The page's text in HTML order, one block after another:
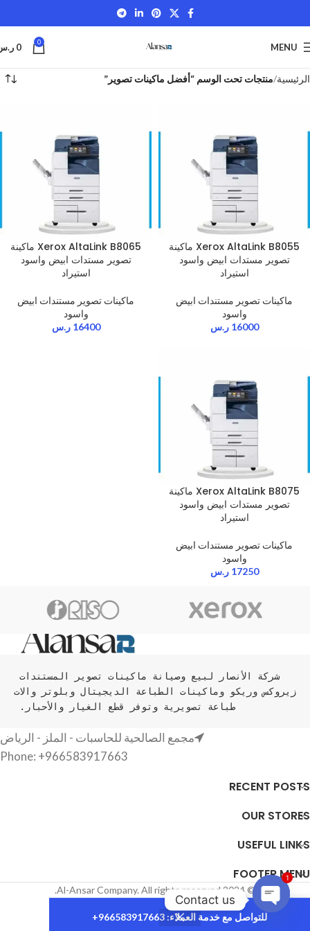
MENU
0
0
الرئيسية منتجات تحت الوسم “أفضل ماكينات تصوير”
Xerox AltaLink B8055 ماكينة
تصوير مستدات ابيض واسود
استيراد
ماكينات تصوير مستندات ابيض
واسود
16000 ر.س
Xerox AltaLink B8065 ماكينة
تصوير مستدات ابيض واسود
استيراد
ماكينات تصوير مستندات ابيض
واسود
16400 ر.س
Xerox AltaLink B8075 ماكينة
تصوير مستدات ابيض واسود
استيراد
ماكينات تصوير مستندات ابيض
واسود
17250 ر.س
طباعة تصويرية وتوفر قطع الغيار والأحبار.
مجمع الصالحية للحاسبات - الملز - الرياض
Phone: +966583917663
RECENT POSTS
OUR STORES
USEFUL LINKS
FOOTER MENU
© 2024 Al-Ansar Company. All rights reserved.
للتواصل مع خدمة العملاء: 966583917663+
Wishlist
0
My account
Contact us
Open
1